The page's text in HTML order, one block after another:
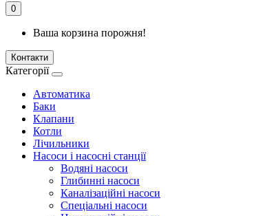
0
Ваша корзина порожня!
Контакти
Категорії
Автоматика
Баки
Клапани
Котли
Лічильники
Насоси і насосні станції
Водяні насоси
Глибинні насоси
Каналізаційні насоси
Спеціальні насоси